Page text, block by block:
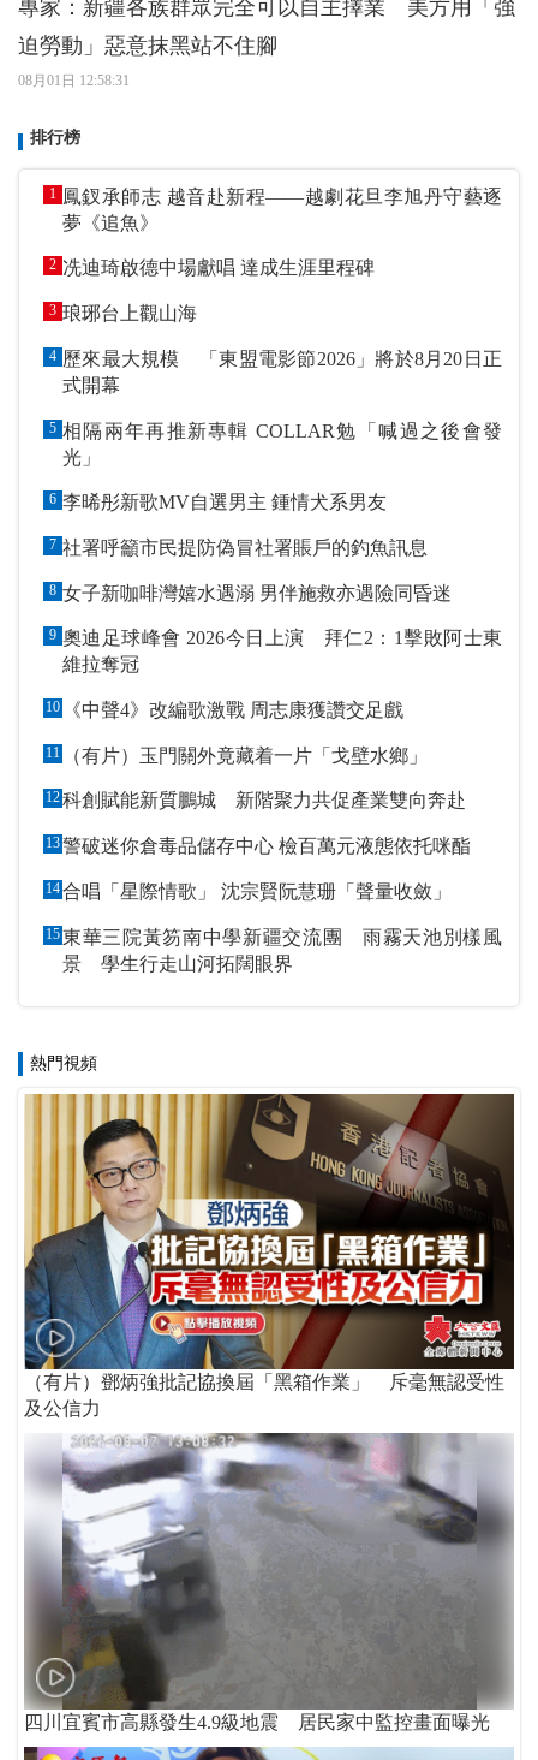
專家：新疆各族群眾完全可以自主擇業 美方用「強
迫勞動」惡意抹黑站不住腳
08月01日 12:58:31
排行榜
1 鳳釵承師志 越音赴新程——越劇花旦李旭丹守藝逐
夢《追魚》
2 冼迪琦啟德中場獻唱 達成生涯里程碑
3 琅琊台上觀山海
4 歷來最大規模 「東盟電影節2026」將於8月20日正
式開幕
5 相隔兩年再推新專輯 COLLAR勉「喊過之後會發
光」
6 李晞彤新歌MV自選男主 鍾情犬系男友
7 社署呼籲市民提防偽冒社署賬戶的釣魚訊息
8 女子新咖啡灣嬉水遇溺 男伴施救亦遇險同昏迷
9 奧迪足球峰會 2026今日上演 拜仁2：1擊敗阿士東
維拉奪冠
10 《中聲4》改編歌激戰 周志康獲讚交足戲
11 （有片）玉門關外竟藏着一片「戈壁水鄉」
12科創賦能新質鵬城 新階聚力共促產業雙向奔赴
13警破迷你倉毒品儲存中心 檢百萬元液態依托咪酯
14 合唱「星際情歌」 沈宗賢阮慧珊「聲量收斂」
15東華三院黃笏南中學新疆交流團 雨霧天池別樣風
景 學生行走山河拓闊眼界
熱門視頻
（有片）鄧炳強批記協換屆「黑箱作業」 斥毫無認受性
及公信力
四川宜賓市高縣發生4.9級地震 居民家中監控畫面曝光